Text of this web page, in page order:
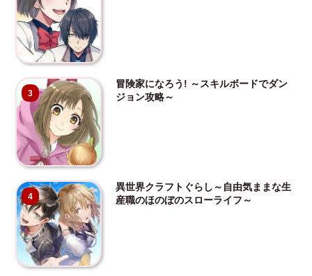
3
冒険家になろう! ～スキルボードでダン
ジョン攻略～
4
異世界クラフトぐらし～自由気ままな生
産職のほのぼのスローライフ～